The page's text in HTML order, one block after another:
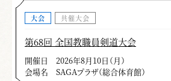
大会 共催大会
第68回 全国教職員剣道大会
開催日
2026年8月10日（月）
会場名
SAGAプラザ（総合体育館）